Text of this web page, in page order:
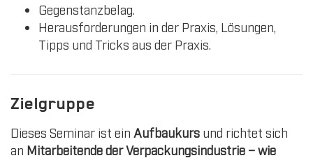
Gegenstanzbelag.
Herausforderungen in der Praxis, Lösungen,
Tipps und Tricks aus der Praxis.
Zielgruppe
Dieses Seminar ist ein Aufbaukurs und richtet sich
an Mitarbeitende der Verpackungsindustrie – wie